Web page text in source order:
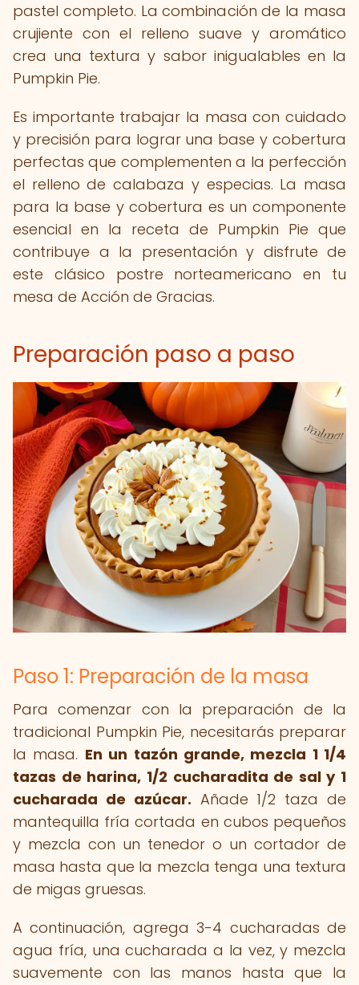
pastel completo. La combinación de la masa
crujiente con el relleno suave y aromático
crea una textura y sabor inigualables en la
Pumpkin Pie.
Es importante trabajar la masa con cuidado
y precisión para lograr una base y cobertura
perfectas que complementen a la perfección
el relleno de calabaza y especias. La masa
para la base y cobertura es un componente
esencial en la receta de Pumpkin Pie que
contribuye a la presentación y disfrute de
este clásico postre norteamericano en tu
mesa de Acción de Gracias.
Preparación paso a paso
Paso 1: Preparación de la masa
Para comenzar con la preparación de la
tradicional Pumpkin Pie, necesitarás preparar
la masa. En un tazón grande, mezcla 1 1/4
tazas de harina, 1/2 cucharadita de sal y 1
cucharada de azúcar. Añade 1/2 taza de
mantequilla fría cortada en cubos pequeños
y mezcla con un tenedor o un cortador de
masa hasta que la mezcla tenga una textura
de migas gruesas.
A continuación, agrega 3-4 cucharadas de
agua fría, una cucharada a la vez, y mezcla
suavemente con las manos hasta que la